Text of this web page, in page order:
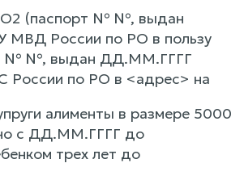
(паспорт № №, выдан
России по РО в пользу
№ №, выдан ДД.ММ.ГГГГ
по РО в <адрес> на
алименты в размере 5000
с ДД.ММ.ГГГГ до
трех лет до